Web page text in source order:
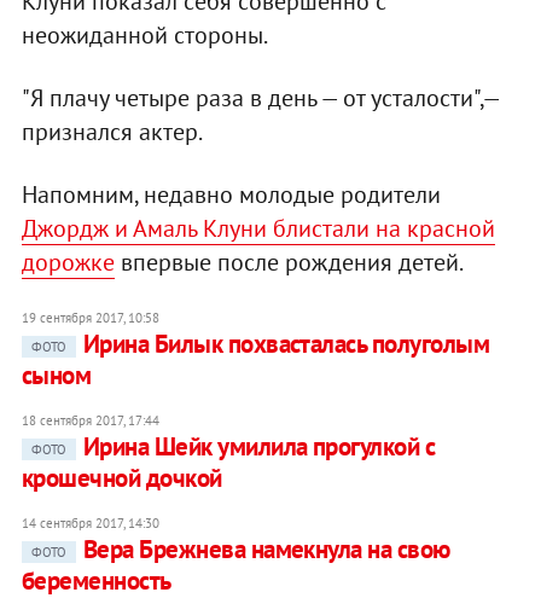
неожиданной стороны.
"Я плачу четыре раза в день — от усталости",—
признался актер.
Напомним, недавно молодые родители
Джордж и Амаль Клуни блистали на красной
дорожкевпервые после рождения детей.
19 сентября 2017, 10:58
ФОТО
Ирина Билык похвасталась полуголым
сыном
18 сентября 2017, 17:44
ФОТО
Ирина Шейк умилила прогулкой с
крошечной дочкой
14 сентября 2017, 14:30
ФОТО
Вера Брежнева намекнула на свою
беременность